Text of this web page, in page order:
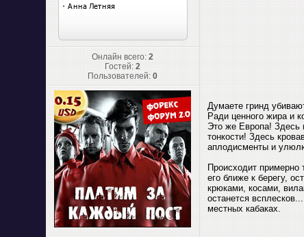
Онлайн всего:2
Гостей:2
Пользователей:0
Думаете гринд
Ради ценного жира и
Это же Европа! Здесь
тонкости! Здесь
аплодисменты и
Происходит примерно
его ближе к берегу,
крюками, косами,
останется
местных кабаках.